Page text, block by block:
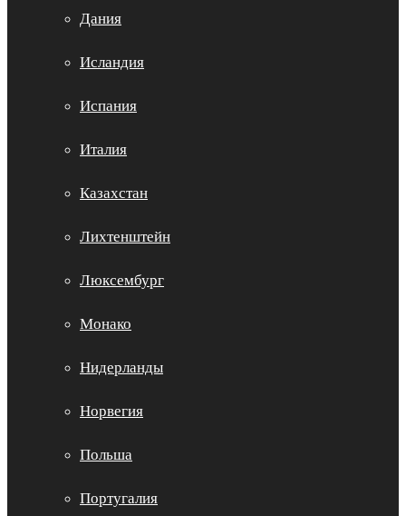
Дания
Исландия
Испания
Италия
Казахстан
Лихтенштейн
Люксембург
Монако
Нидерланды
Норвегия
Польша
Португалия